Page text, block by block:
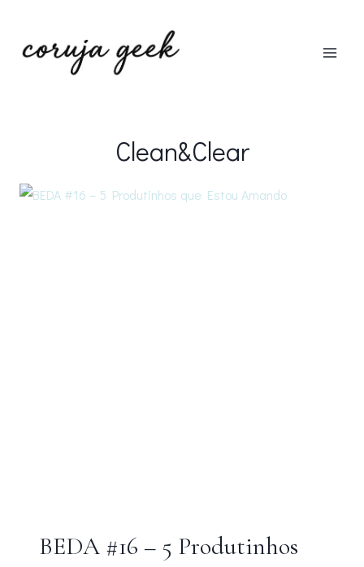
Clean&Clear
BEDA #16 – 5 Produtinhos